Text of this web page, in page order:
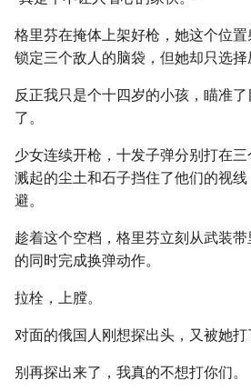
格里芬在掩体上架好枪，她这个位
锁定三个敌人的脑袋，但她却只选择
反正我只是个十四岁的小孩，瞄准
了。
少女连续开枪，十发子弹分别打在三
溅起的尘土和石子挡住了他们的视
避。
趁着这个空档，格里芬立刻从武装
的同时完成换弹动作。
拉栓，上膛。
对面的俄国人刚想探出头，又被她打
别再探出来了，我真的不想打你们。